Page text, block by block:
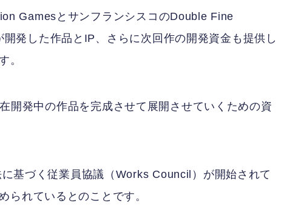
GamesとサンフランシスコのDouble Fine
発した作品とIP、さらに次回作の開発資金も提供し
。
開発中の作品を完成させて展開させていくための資
基づく従業員協議（Works Council）が開始されて
られているとのことです。